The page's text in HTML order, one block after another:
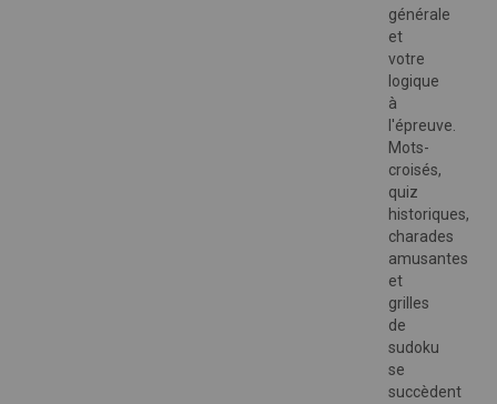
générale
et
votre
logique
à
l'épreuve.
Mots-
croisés,
quiz
historiques,
charades
amusantes
et
grilles
de
sudoku
se
succèdent